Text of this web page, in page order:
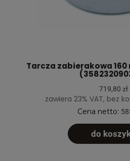
Tarcza zabierakowa 160
719,80 zł
zawiera 23% VAT, bez
Cena netto:
do